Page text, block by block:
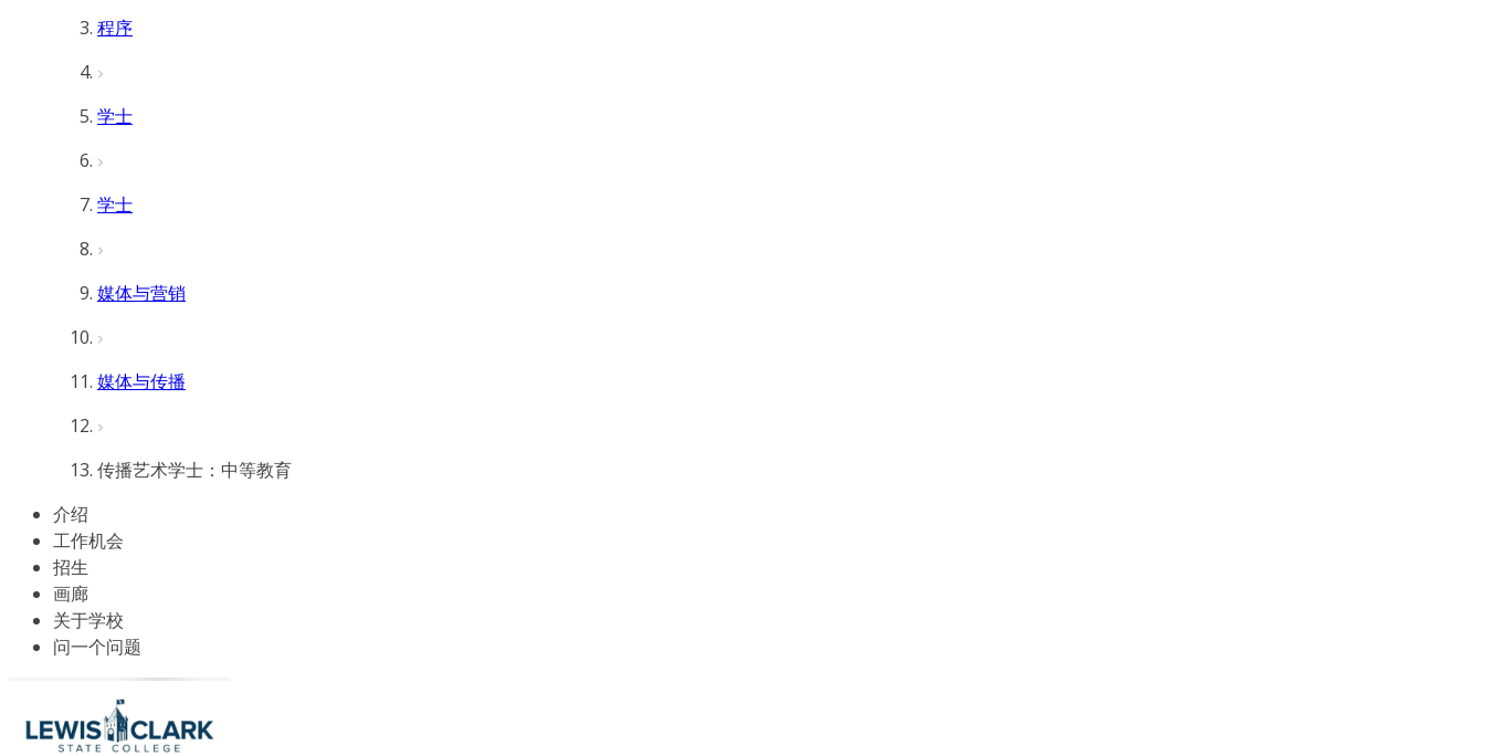
程序
学士
学士
媒体与营销
媒体与传播
传播艺术学士：中等教育
介绍
工作机会
招生
画廊
关于学校
问一个问题